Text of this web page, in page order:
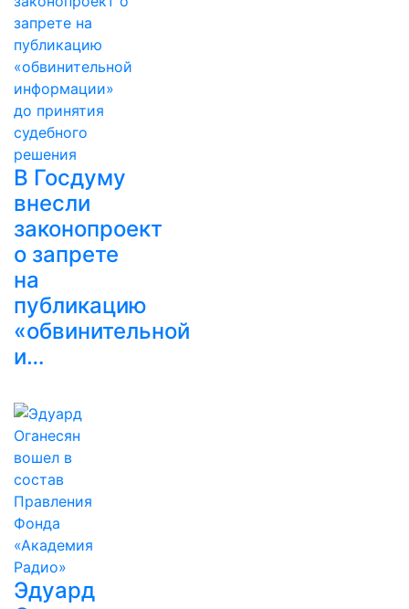
В Госдуму
внесли
законопроект
о запрете
на
публикацию
«обвинительной
и…
Эдуард